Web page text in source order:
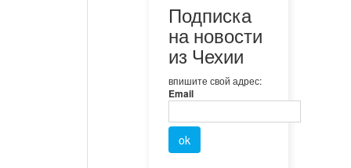
Подписка
на новости
из Чехии
впишите свой адрес:
Email